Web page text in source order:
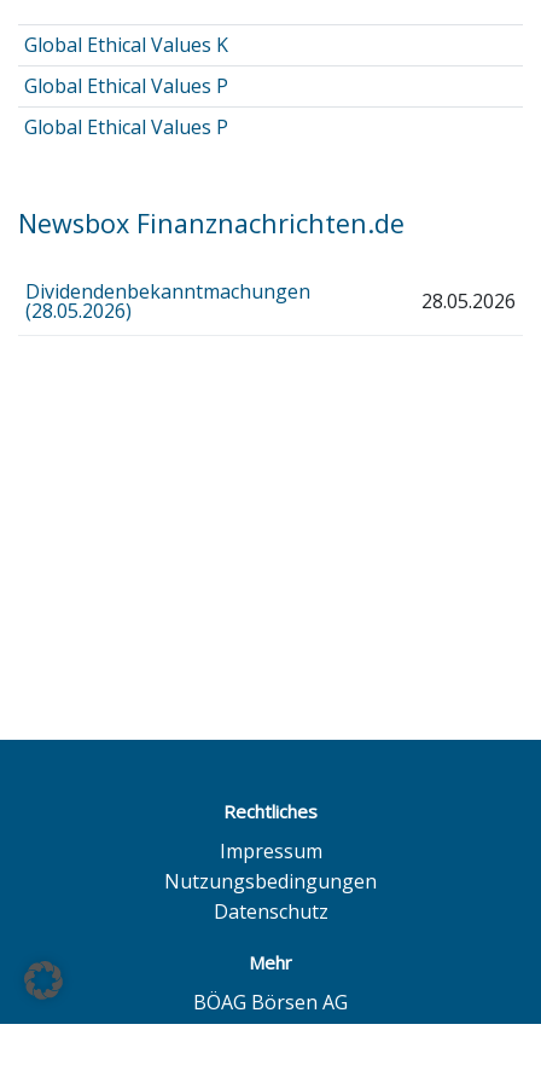
Global Ethical Values K
Global Ethical Values P
Global Ethical Values P
Newsbox Finanznachrichten.de
Dividendenbekanntmachungen
(28.05.2026) 28.05.2026
Rechtliches
Impressum
Nutzungsbedingungen
Datenschutz
Mehr
BÖAG Börsen AG
Börse Hamburg